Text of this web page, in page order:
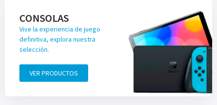
CONSOLAS
Vive la experiencia de juego
definitiva, explora nuestra
selección.
VER PRODUCTOS